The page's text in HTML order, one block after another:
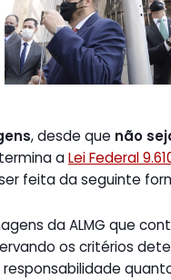
, desde que não
aLei Federal
feita da seguinte
da ALMG que
os critérios
responsabilidade